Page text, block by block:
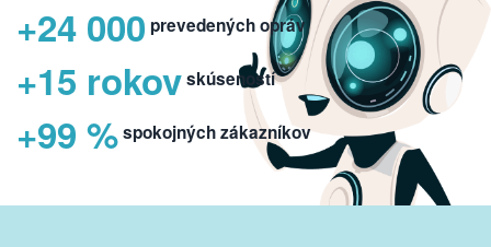
+24 000 prevedených opráv
+15 rokovskúseností
+99 %spokojných zákazníkov